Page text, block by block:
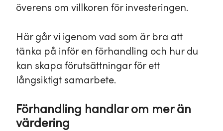
överens om villkoren för investeringen.
Här går vi igenom vad som är bra att
tänka på inför en förhandling och hur du
kan skapa förutsättningar för ett
långsiktigt samarbete.
Förhandling handlar om mer än
värdering